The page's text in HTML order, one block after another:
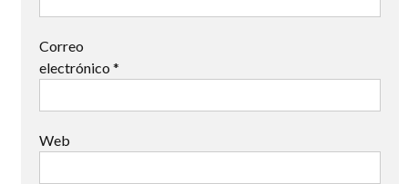
Correo
electrónico *
Web